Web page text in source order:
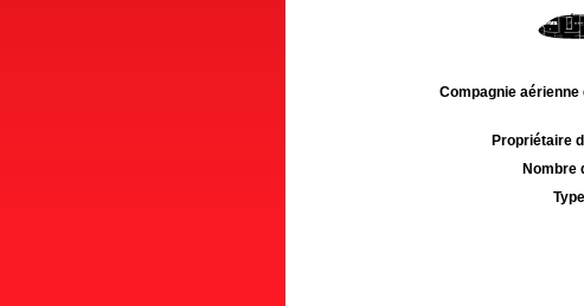
Compagnie aérienne
Propriétaire
Nombre